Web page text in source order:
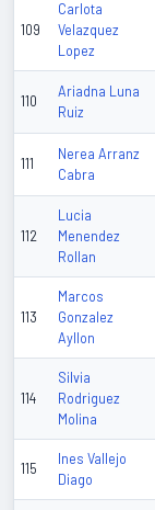
109
Carlota
Velazquez
Lopez
110
Ariadna Luna
Ruiz
111
Nerea Arranz
Cabra
112
Lucia
Menendez
Rollan
113
Marcos
Gonzalez
Ayllon
114
Silvia
Rodriguez
Molina
115
Ines Vallejo
Diago